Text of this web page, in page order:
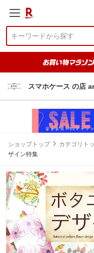
スマホケース の店
ショップトップ カテゴリト
ザイン特集